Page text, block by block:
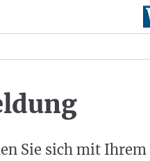
Sie sich mit